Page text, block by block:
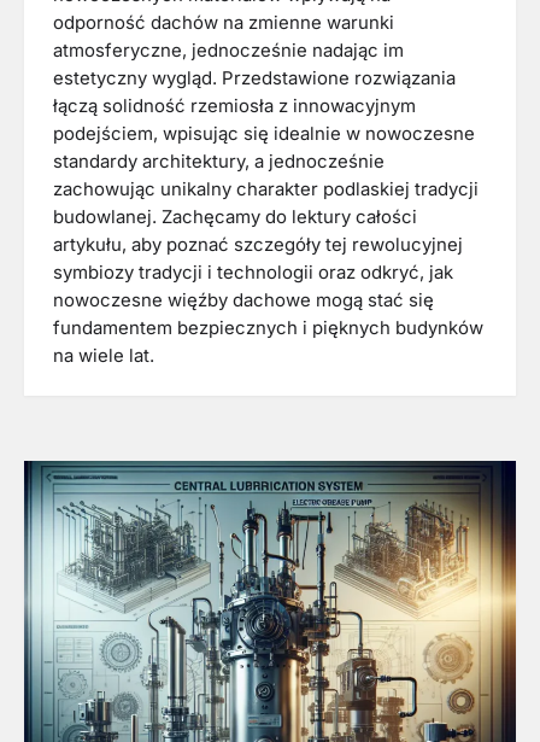
odporność dachów na zmienne warunki
atmosferyczne, jednocześnie nadając im
estetyczny wygląd. Przedstawione rozwiązania
łączą solidność rzemiosła z innowacyjnym
podejściem, wpisując się idealnie w nowoczesne
standardy architektury, a jednocześnie
zachowując unikalny charakter podlaskiej tradycji
budowlanej. Zachęcamy do lektury całości
artykułu, aby poznać szczegóły tej rewolucyjnej
symbiozy tradycji i technologii oraz odkryć, jak
nowoczesne więźby dachowe mogą stać się
fundamentem bezpiecznych i pięknych budynków
na wiele lat.